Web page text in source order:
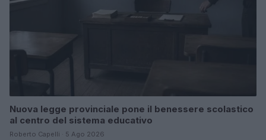
Nuova legge provinciale pone il benessere scolastico
al centro del sistema educativo
Roberto Capelli · 5 Ago 2026